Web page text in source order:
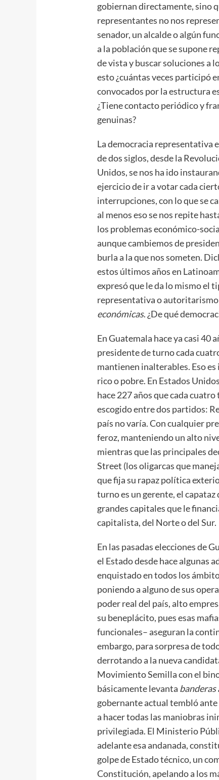
gobiernan directamente, sino
representantes no nos
senador, un alcalde o algún
a la población que se supone
de vista y buscar soluciones a
esto ¿cuántas veces participó
convocados por la estructura
¿Tiene contacto periódico y
genuinas?
La democracia representativa
de dos siglos, desde la
Unidos, se nos ha ido
ejercicio de ir a votar cada
interrupciones, con lo que se
al menos eso se nos repite
los problemas económico-
aunque cambiemos de
burla a la que nos someten.
estos últimos años en
expresó que le da lo mismo el
representativa o
económicas. ¿De qué
En Guatemala hace ya casi 40
presidente de turno cada
mantienen inalterables. Eso
rico o pobre. En Estados
hace 227 años que cada
escogido entre dos partidos:
país no varía. Con cualquier
feroz, manteniendo un alto
mientras que las principales
Street (los oligarcas que
que fija su rapaz política
turno es un gerente, el capataz
grandes capitales que le
capitalista, del Norte o del Sur.
En las pasadas elecciones de
el Estado desde hace algunas
enquistado en todos los
poniendo a alguno de sus
poder real del país, alto
su beneplácito, pues esas
funcionales– aseguran la
embargo, para sorpresa de
derrotando a la nueva
Movimiento Semilla con el
básicamente levanta
gobernante actual tembló
a hacer todas las maniobras
privilegiada. El Ministerio
adelante esa andanada,
golpe de Estado técnico, un
Constitución, apelando a los